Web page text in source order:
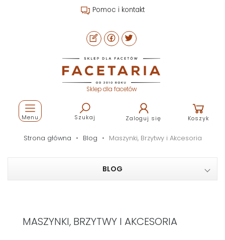
Pomoc i kontakt
Sklep dla facetów
Szukaj Zaloguj się Koszyk
Menu
Strona główna Blog Maszynki, Brzytwy i Akcesoria
BLOG
MASZYNKI, BRZYTWY I AKCESORIA